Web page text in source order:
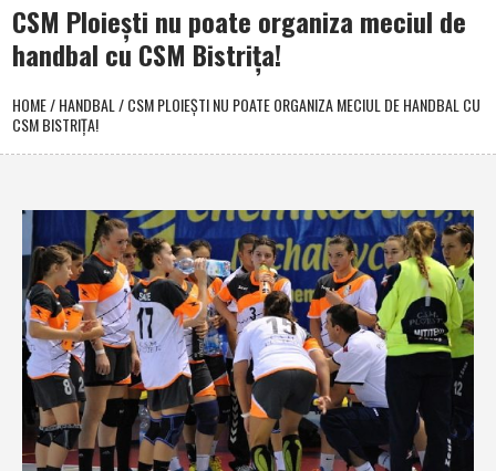
CSM Ploieşti nu poate organiza meciul de
handbal cu CSM Bistriţa!
HOME/HANDBAL/CSM PLOIEŞTI NU POATE ORGANIZA MECIUL DE HANDBAL CU
CSM BISTRIŢA!